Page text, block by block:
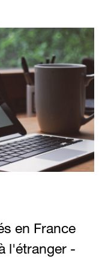
en France
l'étranger -